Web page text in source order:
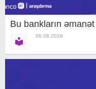
Bu bankların
06.08.2026